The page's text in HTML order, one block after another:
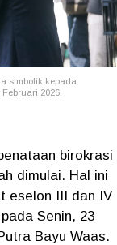
simbolik kepada
2026.
birokrasi
dimulai. Hal ini
eselon III dan IV
Senin, 23
Bayu Waas.